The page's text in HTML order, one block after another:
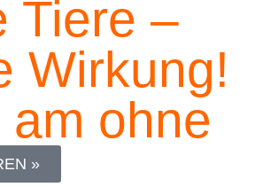
Tiere –
Wirkung!
am ohne
»